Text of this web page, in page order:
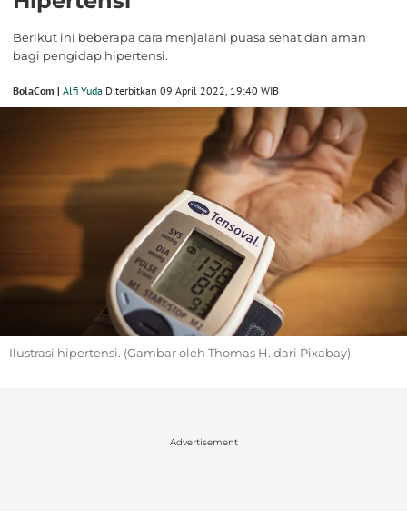
Berikut ini beberapa cara menjalani puasa sehat dan aman
bagi pengidap hipertensi.
BolaCom | Alfi Yuda Diterbitkan 09 April 2022, 19:40 WIB
Ilustrasi hipertensi. (Gambar oleh Thomas H. dari Pixabay)
Advertisement